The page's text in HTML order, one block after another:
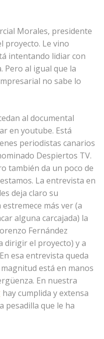
Morales, presidente
proyecto. Le vino
intentando lidiar con
Pero al igual que la
no sabe lo
al documental
en youtube. Está
periodistas canarios
Despiertos TV.
también da un poco de
La entrevista en
deja claro su
más ver (a
alguna carcajada) la
Fernández
dirigir el proyecto) y a
esa entrevista queda
está en manos
En nuestra
hay cumplida y extensa
pesadilla que le ha